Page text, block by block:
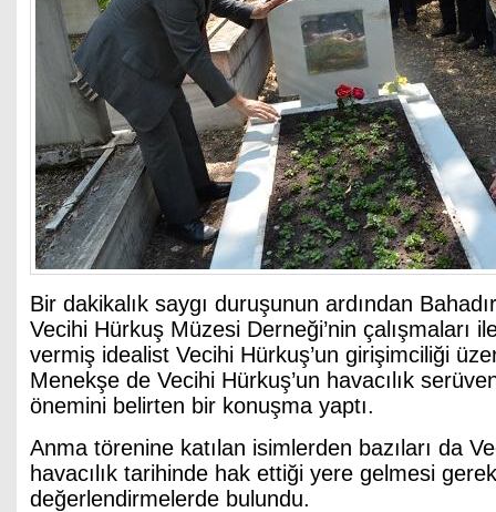
Bir dakikalık saygı duruşunun ardından
Vecihi Hürkuş Müzesi Derneği’nin çalışmaları
vermiş idealist Vecihi Hürkuş’un girişimciliği
Menekşe de Vecihi Hürkuş’un havacılık
önemini belirten bir konuşma yaptı.
Anma törenine katılan isimlerden bazıları da
havacılık tarihinde hak ettiği yere gelmesi
değerlendirmelerde bulundu.